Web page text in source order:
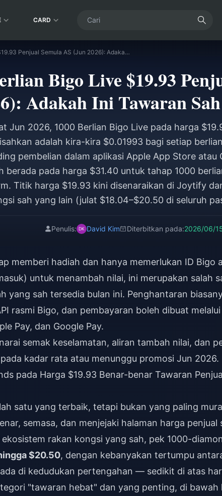
CARD
1000 Berlian Bigo Live $19.93 Penjual Semula AS (Jun 2026): Adakah Ini Tawaran Sah Paling Murah?
Bigo Live $19.93
Adakah Ini Tawaran
Jun 2026, 1000 Berlian Bigo Live pada harga
adalah kira-kira $0.01993 bagi setiap
pembelian dalam aplikasi Apple App Store atau
berada pada harga $31.40 untuk tahap 1000
Titik harga $19.93 kini disenaraikan di Joytify
sah yang lain (julat $18.04–$20.50 di seluruh
Penulis: David Kim Diterbitkan pada:2026/06/
memberi hadiah dan hanya memerlukan ID Bigo
untuk menambah nilai, ini merupakan salah
yang sah tersedia bulan ini. Penghantaran
rasmi Bigo, dan pembayaran boleh dibuat melalui
Pay, dan Google Pay.
semak keselamatan, aliran tambah nilai, dan
kadar rata atau menunggu promosi Jun 2026.
pada Harga $19.93 Benar-benar Tawaran
satu yang terbaik, tetapi bukan yang paling
semasa, dan menjejaki halaman harga
rakan kongsi yang sah, pek 1000-
$20.50, dengan kebanyakan tertumpu
di kedudukan pertengahan — sedikit di atas
"tawaran hebat" dan yang penting, di bawah